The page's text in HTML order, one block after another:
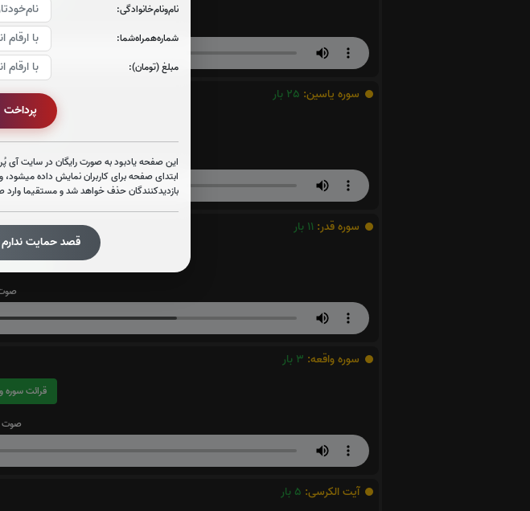
نام‌و‌نام‌خانوادگی:
شماره‌همراه‌شما:
مبلغ (تومان):
پرداخت
این صفحه یادبود به صورت رایگان در سایت
ابتدای صفحه برای کاربران نمایش داده
بازدیدکنندگان حذف خواهد شد و مستقیما وارد
قصد حمایت
صوت
سوره یاسین: 25 بار
قرائت سوره یاسین را تقبل میکنم
صوت
سوره قدر: 11 بار
قرائت سوره قدر را تقبل میکنم
سوره واقعه: 3 بار
قرائت سوره واقعه را تقبل میکنم
صوت
آیت الکرسی: 5 بار